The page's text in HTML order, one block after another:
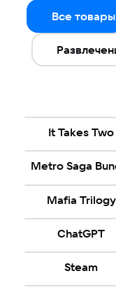
Все товары
It Takes Two
Metro Saga
Mafia Trilogy
ChatGPT
Steam